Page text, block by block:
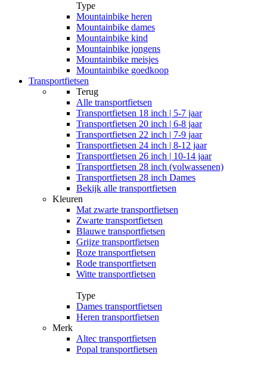
Type
Mountainbike heren
Mountainbike dames
Mountainbike kind
Mountainbike jongens
Mountainbike meisjes
Mountainbike goedkoop
Transportfietsen
Terug
Alle transportfietsen
Transportfietsen 18 inch | 5-7 jaar
Transportfietsen 20 inch | 6-8 jaar
Transportfietsen 22 inch | 7-9 jaar
Transportfietsen 24 inch | 8-12 jaar
Transportfietsen 26 inch | 10-14 jaar
Transportfietsen 28 inch (volwassenen)
Transportfietsen 28 inch Dames
Bekijk alle transportfietsen
Kleuren
Mat zwarte transportfietsen
Zwarte transportfietsen
Blauwe transportfietsen
Grijze transportfietsen
Roze transportfietsen
Rode transportfietsen
Witte transportfietsen
Type
Dames transportfietsen
Heren transportfietsen
Merk
Altec transportfietsen
Popal transportfietsen